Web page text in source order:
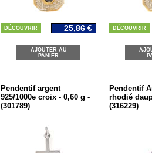
DÉCOUVRIR 25,86 €
AJOUTER AU
PANIER
DÉCOUVRIR
Pendentif argent
925/1000e croix - 0,60 g -
(301789)
Pendentif
rhodié
(316229)